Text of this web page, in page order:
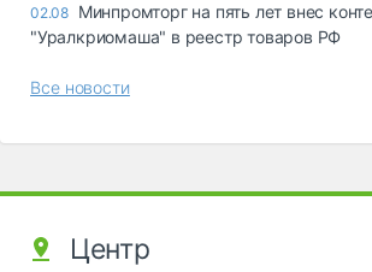
02.08 Минпромторг на пять лет внес
"Уралкриомаша" в реестр товаров РФ
Все новости
Центр